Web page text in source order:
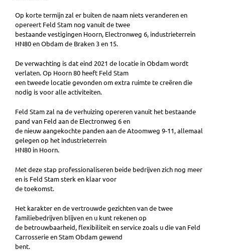
Op korte termijn zal er buiten de naam niets veranderen en
opereert Feld Stam nog vanuit de twee
bestaande vestigingen Hoorn, Electronweg 6, industrieterrein
HN80 en Obdam de Braken 3 en 15.
De verwachting is dat eind 2021 de locatie in Obdam wordt
verlaten. Op Hoorn 80 heeft Feld Stam
een tweede locatie gevonden om extra ruimte te creëren die
nodig is voor alle activiteiten.
Feld Stam zal na de verhuizing opereren vanuit het bestaande
pand van Feld aan de Electronweg 6 en
de nieuw aangekochte panden aan de Atoomweg 9-11, allemaal
gelegen op het industrieterrein
HN80 in Hoorn.
Met deze stap professionaliseren beide bedrijven zich nog meer
en is Feld Stam sterk en klaar voor
de toekomst.
Het karakter en de vertrouwde gezichten van de twee
familiebedrijven blijven en u kunt rekenen op
de betrouwbaarheid, flexibiliteit en service zoals u die van Feld
Carrosserie en Stam Obdam gewend
bent.